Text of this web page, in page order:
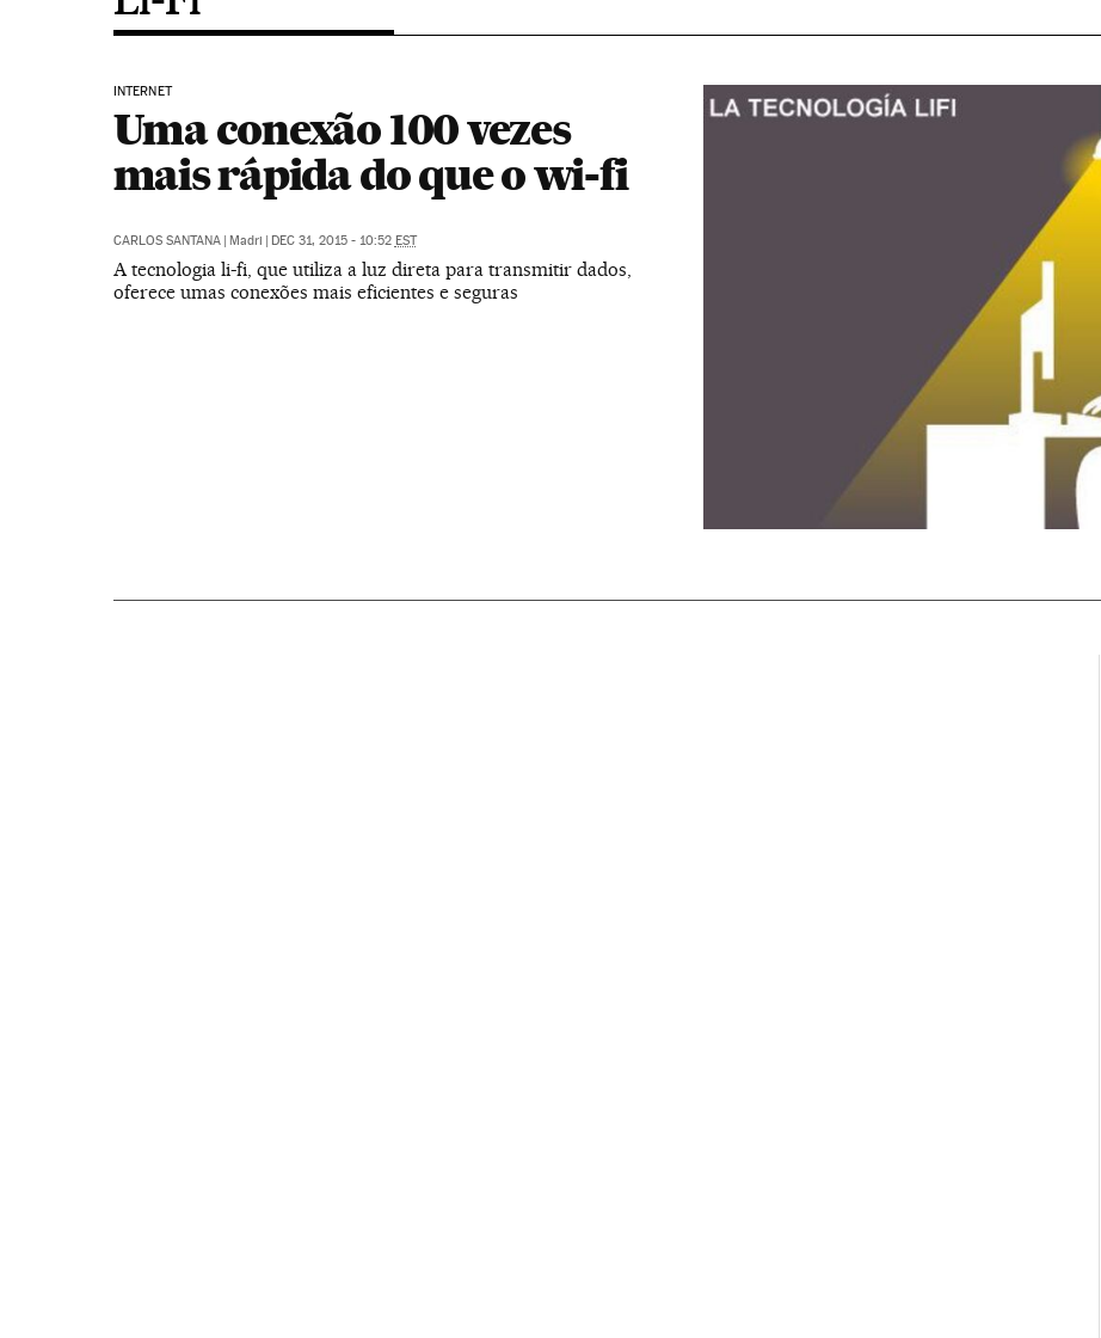
INTERNET
Uma conexão 100 vezes
mais rápida do que o wi-fi
CARLOS SANTANA | Madri | DEC 31, 2015 - 10:52 EST
A tecnologia li-fi, que utiliza a luz direta para transmitir dados,
oferece umas conexões mais eficientes e seguras